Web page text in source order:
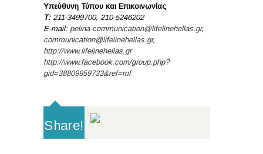
Υπεύθυνη Τύπου και Επικοινωνίας
Τ:211-3499700, 210-5246202
E-mail: pelina-communication@lifelinehellas.gr,
communication@lifelinehellas.gr,
http://www.lifelinehellas.gr
http://www.facebook.com/group.php?
gid=38809959733&ref=mf
Share!